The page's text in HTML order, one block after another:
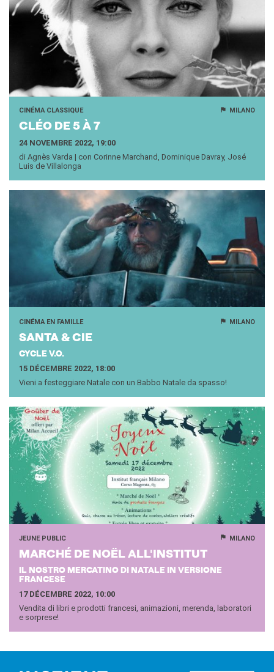
CINÉMA CLASSIQUE MILANO
CLÉO DE 5 À 7
24 NOVEMBRE 2022, 19:00
di Agnès Varda | con Corinne Marchand, Dominique Davray, José
Luis de Villalonga
CINÉMA EN FAMILLE MILANO
SANTA & CIE
CYCLE V.O.
15 DÉCEMBRE 2022, 18:00
Vieni a festeggiare Natale con un Babbo Natale da spasso!
JEUNE PUBLIC MILANO
MAR­CHÉ DE NOËL ALL'INS­TI­TUT
IL NOSTRO MERCATINO DI NATALE IN VERSIONE
FRANCESE
17 DÉCEMBRE 2022, 10:00
Vendita di libri e prodotti francesi, animazioni, merenda, laboratori
e sorprese!